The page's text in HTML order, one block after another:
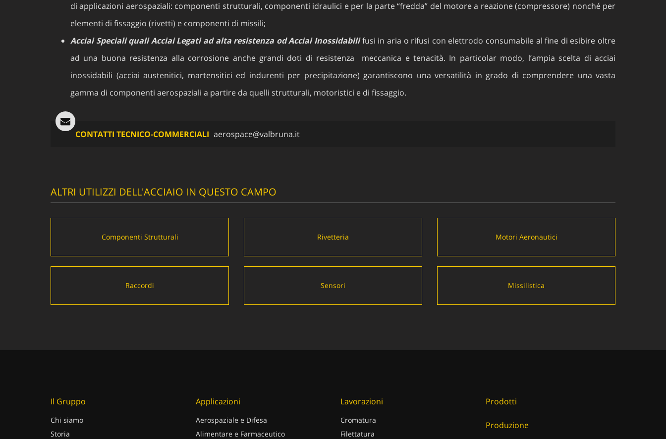
di applicazioni aerospaziali: componenti strutturali, componenti idraulici e per la parte “fredda” del motore a reazione (compressore) nonché per
elementi di fissaggio (rivetti) e componenti di missili;
Acciai Speciali quali Acciai Legati ad alta resistenza od Acciai Inossidabilifusi in aria o rifusi con elettrodo consumabile al fine di esibire oltre
ad una buona resistenza alla corrosione anche grandi doti di resistenza meccanica e tenacità. In particolar modo, l’ampia scelta di acciai
inossidabili (acciai austenitici, martensitici ed indurenti per precipitazione) garantiscono una versatilità in grado di comprendere una vasta
gamma di componenti aerospaziali a partire da quelli strutturali, motoristici e di fissaggio.
CONTATTI TECNICO-COMMERCIALI aerospace@valbruna.it
ALTRI UTILIZZI DELL'ACCIAIO IN QUESTO CAMPO
Componenti Strutturali Rivetteria Motori Aeronautici
Raccordi Sensori Missilistica
Il Gruppo
Chi siamo
Storia
Applicazioni
Aerospaziale e Difesa
Alimentare e Farmaceutico
Lavorazioni
Cromatura
Filettatura
Prodotti
Produzione